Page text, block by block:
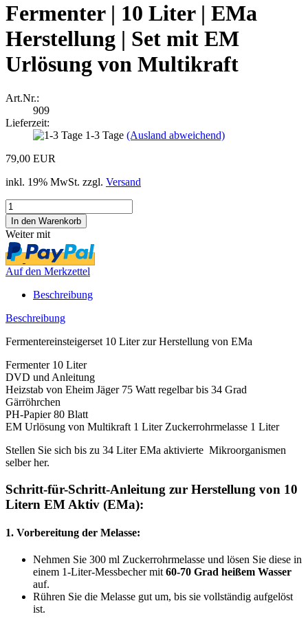
Fermenter | 10 Liter | EMa
Herstellung | Set mit EM
Urlösung von Multikraft
Art.Nr.:
909
Lieferzeit:
1-3 Tage (Ausland abweichend)
79,00 EUR
inkl. 19% MwSt. zzgl. Versand
Weiter mit
Auf den Merkzettel
Beschreibung
Beschreibung
Fermentereinsteigerset 10 Liter zur Herstellung von EMa
Fermenter 10 Liter
DVD und Anleitung
Heizstab von Eheim Jäger 75 Watt regelbar bis 34 Grad
Gärröhrchen
PH-Papier 80 Blatt
EM Urlösung von Multikraft 1 Liter Zuckerrohrmelasse 1 Liter
Stellen Sie sich bis zu 34 Liter EMa aktivierte Mikroorganismen
selber her.
Schritt-für-Schritt-Anleitung zur Herstellung von 10
Litern EM Aktiv (EMa):
1. Vorbereitung der Melasse:
Nehmen Sie 300 ml Zuckerrohrmelasse und lösen Sie diese in
einem 1-Liter-Messbecher mit 60-70 Grad heißem Wasser
auf.
Rühren Sie die Melasse gut um, bis sie vollständig aufgelöst
ist.